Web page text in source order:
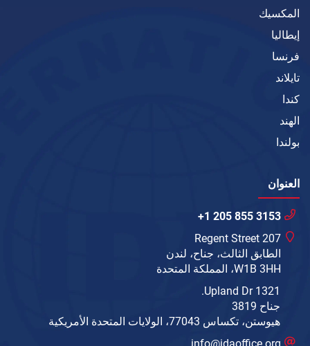
المكسيك
إيطاليا
فرنسا
تايلاند
كندا
الهند
بولندا
العنوان
+1 205 855 3153
207 Regent Street
الطابق الثالث، جناح، لندن
W1B 3HH، المملكة المتحدة
1321 Upland Dr.
جناح 3819
هيوستن، تكساس 77043، الولايات المتحدة الأمريكية